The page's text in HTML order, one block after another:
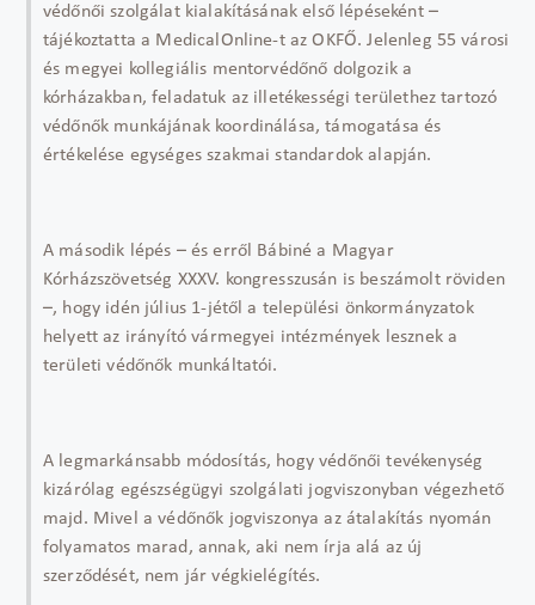
védőnői szolgálat kialakításának első lépéseként –
tájékoztatta a MedicalOnline-t az OKFŐ. Jelenleg 55 városi
és megyei kollegiális mentorvédőnő dolgozik a
kórházakban, feladatuk az illetékességi területhez tartozó
védőnők munkájának koordinálása, támogatása és
értékelése egységes szakmai standardok alapján.
A második lépés – és erről Bábiné a Magyar
Kórházszövetség XXXV. kongresszusán is beszámolt röviden
–, hogy idén július 1-jétől a települési önkormányzatok
helyett az irányító vármegyei intézmények lesznek a
területi védőnők munkáltatói.
A legmarkánsabb módosítás, hogy védőnői tevékenység
kizárólag egészségügyi szolgálati jogviszonyban végezhető
majd. Mivel a védőnők jogviszonya az átalakítás nyomán
folyamatos marad, annak, aki nem írja alá az új
szerződését, nem jár végkielégítés.